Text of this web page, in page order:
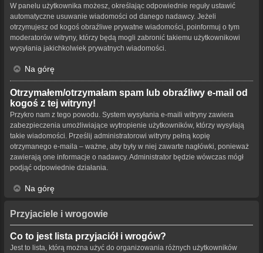
W panelu użytkownika możesz, określając odpowiednie reguły ustawić
automatyczne usuwanie wiadomości od danego nadawcy. Jeżeli
otrzymujesz od kogoś obraźliwe prywatne wiadomości, poinformuj o tym
moderatorów witryny, którzy będą mogli zabronić takiemu użytkownikowi
wysyłania jakichkolwiek prywatnych wiadomości.
Na górę
Otrzymałem/otrzymałam spam lub obraźliwy e-mail od
kogoś z tej witryny!
Przykro nam z tego powodu. System wysyłania e-maili witryny zawiera
zabezpieczenia umożliwiające wytropienie użytkowników, którzy wysyłają
takie wiadomości. Prześlij administratorowi witryny pełną kopię
otrzymanego e-maila – ważne, aby były w niej zawarte nagłówki, ponieważ
zawierają one informacje o nadawcy. Administrator będzie wówczas mógł
podjąć odpowiednie działania.
Na górę
Przyjaciele i wrogowie
Co to jest lista przyjaciół i wrogów?
Jest to lista, którą można użyć do organizowania różnych użytkowników